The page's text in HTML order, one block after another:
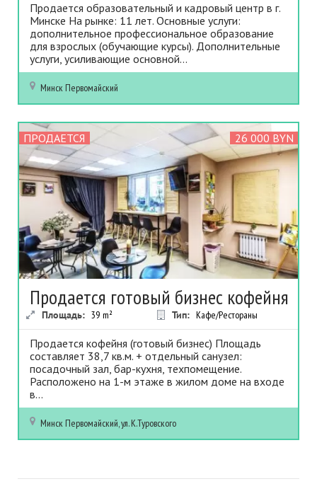
Продается образовательный и кадровый центр в г.
Минске На рынке: 11 лет. Основные услуги:
дополнительное профессиональное образование
для взрослых (обучающие курсы). Дополнительные
услуги, усиливающие основной...
Минск Первомайский
ПРОДАЕТСЯ 26 000 BYN
Продается готовый бизнес кофейня
Площадь: 39 m² Тип: Кафе/Рестораны
Продается кофейня (готовый бизнес) Площадь
составляет 38,7 кв.м. + отдельный санузел:
посадочный зал, бар-кухня, техпомещение.
Расположено на 1-м этаже в жилом доме на входе
в...
Минск Первомайский, ул. К.Туровского